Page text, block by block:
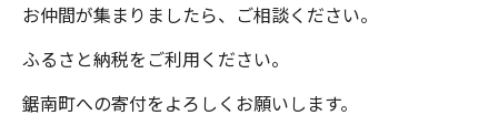
お仲間が集まりましたら、ご相談ください。
ふるさと納税をご利用ください。
鋸南町への寄付をよろしくお願いします。